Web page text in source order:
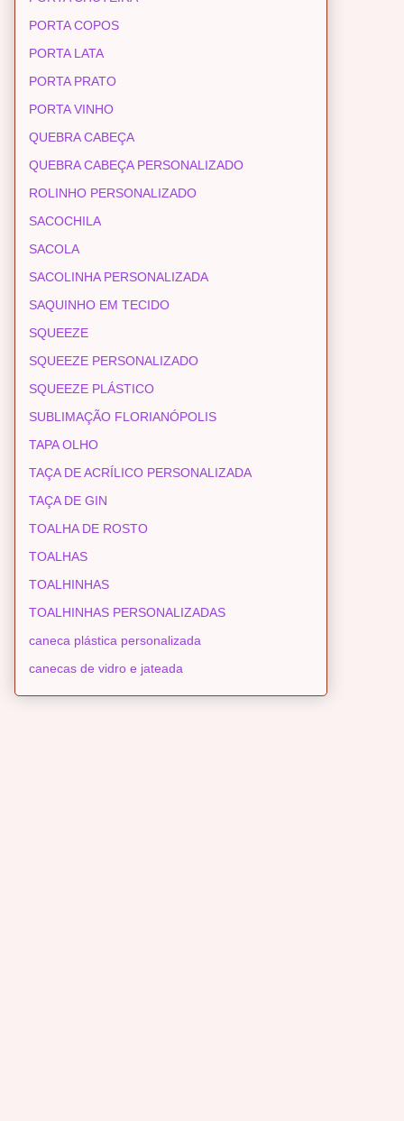
PORTA COPOS
PORTA LATA
PORTA PRATO
PORTA VINHO
QUEBRA CABEÇA
QUEBRA CABEÇA PERSONALIZADO
ROLINHO PERSONALIZADO
SACOCHILA
SACOLA
SACOLINHA PERSONALIZADA
SAQUINHO EM TECIDO
SQUEEZE
SQUEEZE PERSONALIZADO
SQUEEZE PLÁSTICO
SUBLIMAÇÃO FLORIANÓPOLIS
TAPA OLHO
TAÇA DE ACRÍLICO PERSONALIZADA
TAÇA DE GIN
TOALHA DE ROSTO
TOALHAS
TOALHINHAS
TOALHINHAS PERSONALIZADAS
caneca plástica personalizada
canecas de vidro e jateada